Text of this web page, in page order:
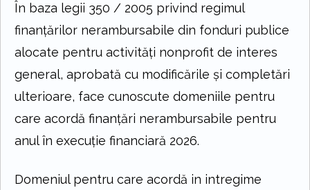
În baza legii 350 / 2005 privind regimul
finanţărilor nerambursabile din fonduri publice
alocate pentru activităţi nonprofit de interes
general, aprobată cu modificările şi completări
ulterioare, face cunoscute domeniile pentru
care acordă finanţări nerambursabile pentru
anul în execuţie financiară 2026.
Domeniul pentru care acordă in intregime